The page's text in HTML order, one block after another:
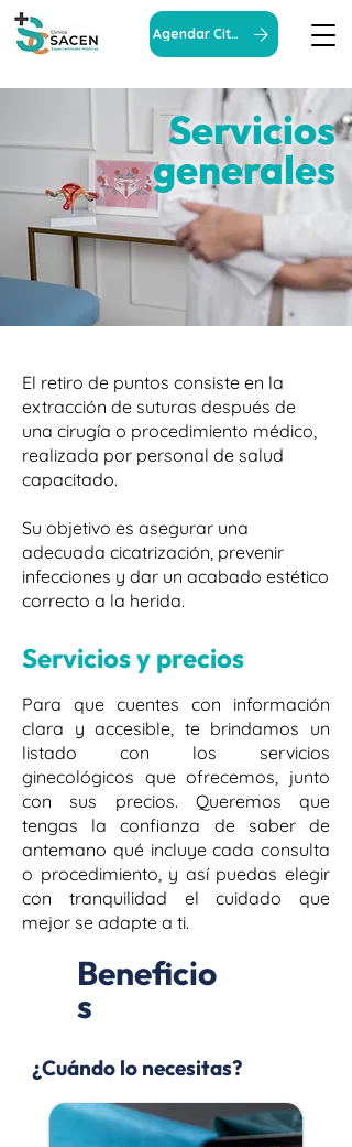
Agendar Cita
Servicios
generales
El retiro de puntos consiste en la
extracción de suturas después de
una cirugía o procedimiento médico,
realizada por personal de salud
capacitado.
Su objetivo es asegurar una
adecuada cicatrización, prevenir
infecciones y dar un acabado estético
correcto a la herida.
Servicios y precios
Para que cuentes con información
clara y accesible, te brindamos un
listado con los servicios
ginecológicos que ofrecemos, junto
con sus precios. Queremos que
tengas la confianza de saber de
antemano qué incluye cada consulta
o procedimiento, y así puedas elegir
con tranquilidad el cuidado que
mejor se adapte a ti.
Beneficio
s
¿Cuándo lo necesitas?